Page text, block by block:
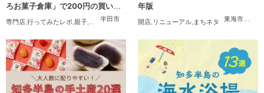
半田市
ろお菓子倉庫」で200円の買い物
にチャレンジ
専門店,行ってみたレポ,親子,家族 東海市大府
年版
開店, リニューアル, まちネタ